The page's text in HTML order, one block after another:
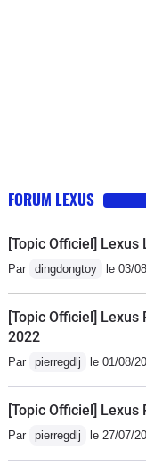
FORUM LEXUS
[Topic Officiel] Lexus
Par dingdongtoy le 03/
[Topic Officiel]
2022
Par pierregdlj le 01/08/
[Topic Officiel]
Par pierregdlj le 27/07/